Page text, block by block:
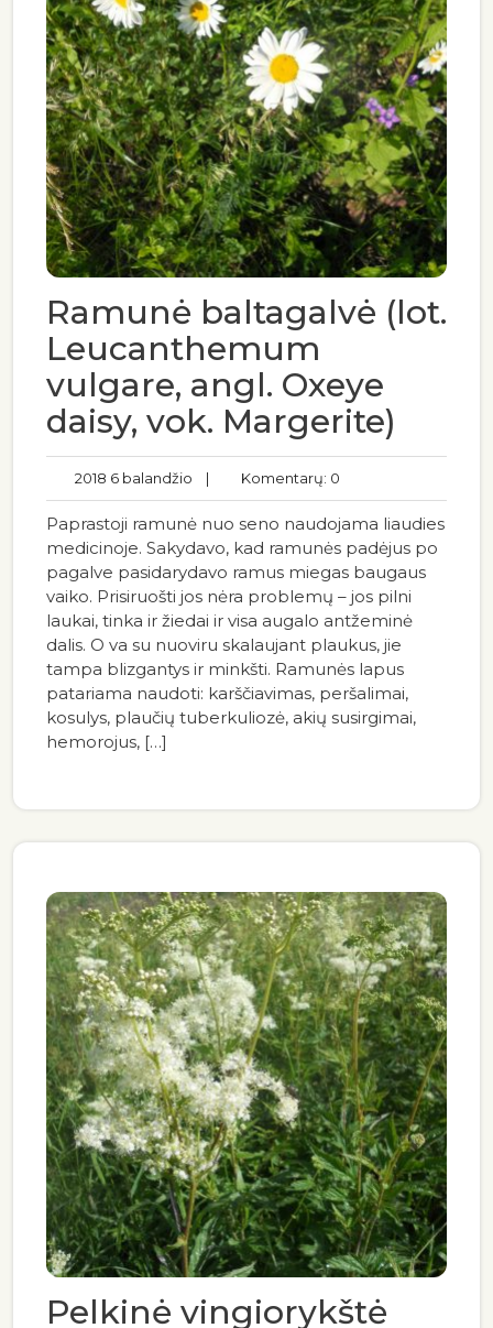
Ramunė baltagalvė (lot.
Leucanthemum
vulgare, angl. Oxeye
daisy, vok. Margerite)
2018 6 balandžio | Komentarų: 0
Paprastoji ramunė nuo seno naudojama liaudies
medicinoje. Sakydavo, kad ramunės padėjus po
pagalve pasidarydavo ramus miegas baugaus
vaiko. Prisiruošti jos nėra problemų – jos pilni
laukai, tinka ir žiedai ir visa augalo antžeminė
dalis. O va su nuoviru skalaujant plaukus, jie
tampa blizgantys ir minkšti. Ramunės lapus
patariama naudoti: karščiavimas, peršalimai,
kosulys, plaučių tuberkuliozė, akių susirgimai,
hemorojus, […]
Pelkinė vingiorykštė